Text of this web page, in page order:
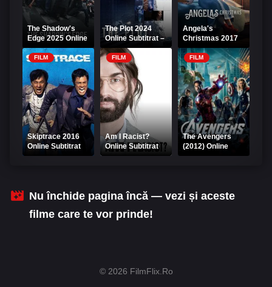
The Shadow's
Edge 2025 Online
Subtitrat
The Plot 2024
Online Subtitrat –
Complotul
Dezvăluit
Angela's
Christmas 2017
Online Subtitrat
FILM
Skiptrace 2016
Online Subtitrat
FILM
Am I Racist?
Online Subtitrat
FILM
The Avengers
(2012) Online
Subtitrat –
Nu închide pagina încă — vezi și aceste
filme care te vor prinde!
© 2026 FilmFlix.Ro